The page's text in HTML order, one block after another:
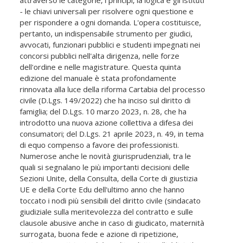
- le chiavi universali per risolvere ogni questione e
per rispondere a ogni domanda. L'opera costituisce,
pertanto, un indispensabile strumento per giudici,
avvocati, funzionari pubblici e studenti impegnati nei
concorsi pubblici nell'alta dirigenza, nelle forze
dell'ordine e nelle magistrature. Questa quinta
edizione del manuale è stata profondamente
rinnovata alla luce della riforma Cartabia del processo
civile (D.Lgs. 149/2022) che ha inciso sul diritto di
famiglia; del D.Lgs. 10 marzo 2023, n. 28, che ha
introdotto una nuova azione collettiva a difesa dei
consumatori; del D.Lgs. 21 aprile 2023, n. 49, in tema
di equo compenso a favore dei professionisti.
Numerose anche le novità giurisprudenziali, tra le
quali si segnalano le più importanti decisioni delle
Sezioni Unite, della Consulta, della Corte di giustizia
UE e della Corte Edu dell'ultimo anno che hanno
toccato i nodi più sensibili del diritto civile (sindacato
giudiziale sulla meritevolezza del contratto e sulle
clausole abusive anche in caso di giudicato, maternità
surrogata, buona fede e azione di ripetizione,